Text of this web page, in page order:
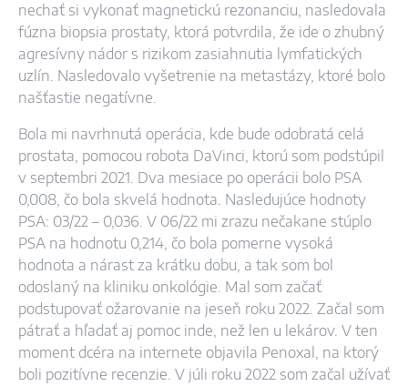
nechať si vykonať magnetickú rezonanciu, nasledovala
fúzna biopsia prostaty, ktorá potvrdila, že ide o zhubný
agresívny nádor s rizikom zasiahnutia lymfatických
uzlín. Nasledovalo vyšetrenie na metastázy, ktoré bolo
našťastie negatívne.
Bola mi navrhnutá operácia, kde bude odobratá celá
prostata, pomocou robota DaVinci, ktorú som podstúpil
v septembri 2021. Dva mesiace po operácii bolo PSA
0,008, čo bola skvelá hodnota. Nasledujúce hodnoty
PSA: 03/22 – 0,036. V 06/22 mi zrazu nečakane stúplo
PSA na hodnotu 0,214, čo bola pomerne vysoká
hodnota a nárast za krátku dobu, a tak som bol
odoslaný na kliniku onkológie. Mal som začať
podstupovať ožarovanie na jeseň roku 2022. Začal som
pátrať a hľadať aj pomoc inde, než len u lekárov. V ten
moment dcéra na internete objavila Penoxal, na ktorý
boli pozitívne recenzie. V júli roku 2022 som začal užívať